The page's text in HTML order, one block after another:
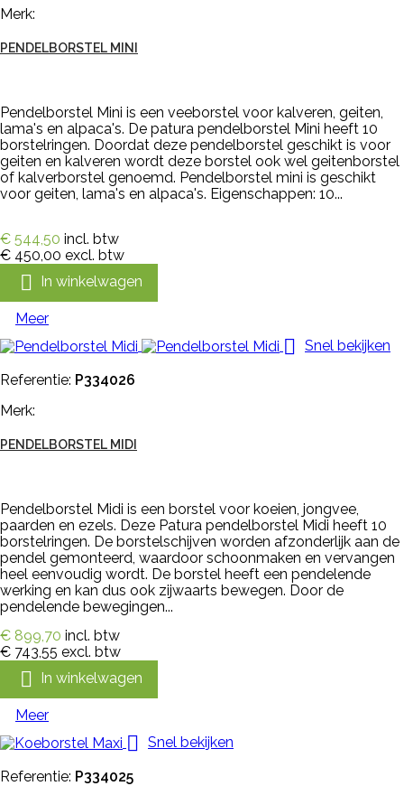
Merk:
PENDELBORSTEL MINI
Pendelborstel Mini is een veeborstel voor kalveren, geiten,
lama's en alpaca's. De patura pendelborstel Mini heeft 10
borstelringen. Doordat deze pendelborstel geschikt is voor
geiten en kalveren wordt deze borstel ook wel geitenborstel
of kalverborstel genoemd. Pendelborstel mini is geschikt
voor geiten, lama's en alpaca's. Eigenschappen: 10...
€ 544,50 incl. btw
€ 450,00 excl. btw
 In winkelwagen
Meer
 Snel bekijken
Referentie: P334026
Merk:
PENDELBORSTEL MIDI
Pendelborstel Midi is een borstel voor koeien, jongvee,
paarden en ezels. Deze Patura pendelborstel Midi heeft 10
borstelringen. De borstelschijven worden afzonderlijk aan de
pendel gemonteerd, waardoor schoonmaken en vervangen
heel eenvoudig wordt. De borstel heeft een pendelende
werking en kan dus ook zijwaarts bewegen. Door de
pendelende bewegingen...
€ 899,70 incl. btw
€ 743,55 excl. btw
 In winkelwagen
Meer
 Snel bekijken
Referentie: P334025